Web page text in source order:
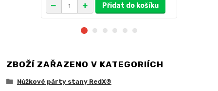
Přidat do košíku
ZBOŽÍ ZAŘAZENO V KATEGORIÍCH
Nůžkové párty stany RedX®